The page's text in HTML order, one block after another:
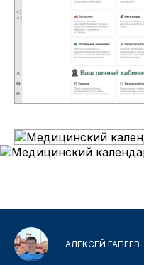
АЛЕКСЕЙ ГАПЕЕВ